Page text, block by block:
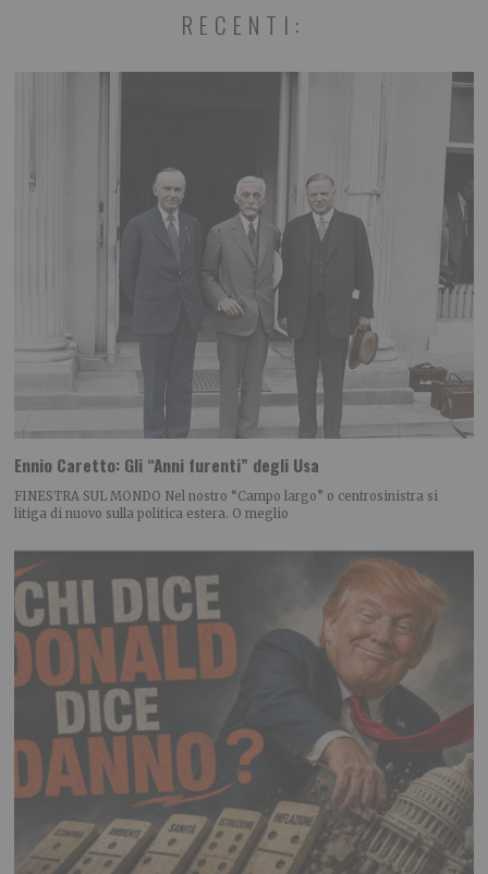
RECENTI:
Ennio Caretto: Gli “Anni furenti” degli Usa
FINESTRA SUL MONDO Nel nostro “Campo largo” o centrosinistra si
litiga di nuovo sulla politica estera. O meglio